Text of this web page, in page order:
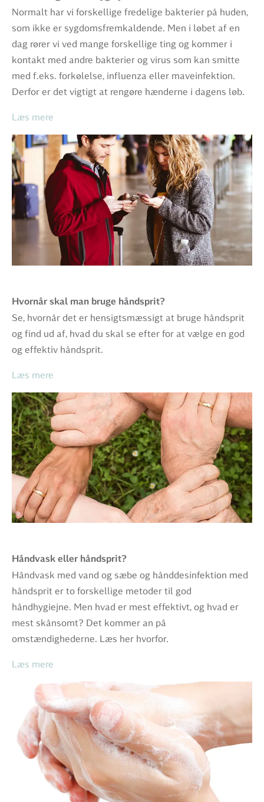
Normalt har vi forskellige fredelige bakterier på huden,
som ikke er sygdomsfremkaldende. Men i løbet af en
dag rører vi ved mange forskellige ting og kommer i
kontakt med andre bakterier og virus som kan smitte
med f.eks. forkølelse, influenza eller maveinfektion.
Derfor er det vigtigt at rengøre hænderne i dagens løb.
Læs mere
Hvornår skal man bruge håndsprit?
Se, hvornår det er hensigtsmæssigt at bruge håndsprit
og find ud af, hvad du skal se efter for at vælge en god
og effektiv håndsprit.
Læs mere
Håndvask eller håndsprit?
Håndvask med vand og sæbe og hånddesinfektion med
håndsprit er to forskellige metoder til god
håndhygiejne. Men hvad er mest effektivt, og hvad er
mest skånsomt? Det kommer an på
omstændighederne. Læs her hvorfor.
Læs mere